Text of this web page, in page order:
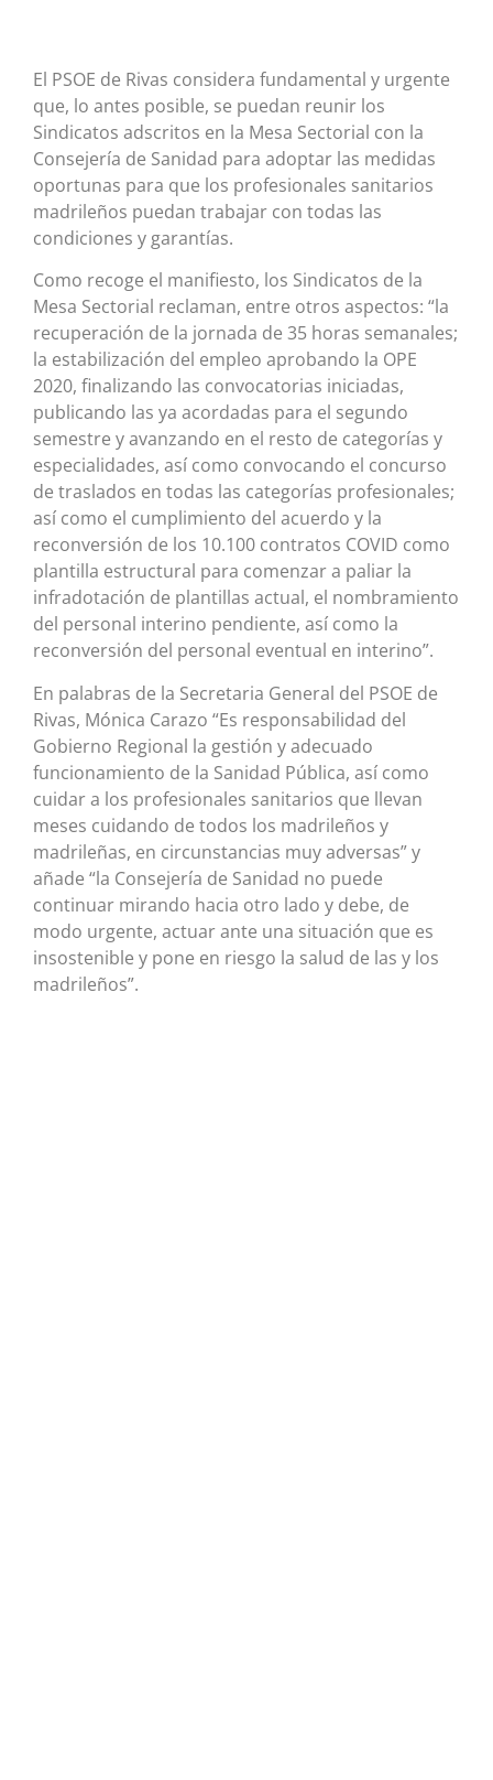
El PSOE de Rivas considera fundamental y urgente
que, lo antes posible, se puedan reunir los
Sindicatos adscritos en la Mesa Sectorial con la
Consejería de Sanidad para adoptar las medidas
oportunas para que los profesionales sanitarios
madrileños puedan trabajar con todas las
condiciones y garantías.
Como recoge el manifiesto, los Sindicatos de la
Mesa Sectorial reclaman, entre otros aspectos: “la
recuperación de la jornada de 35 horas semanales;
la estabilización del empleo aprobando la OPE
2020, finalizando las convocatorias iniciadas,
publicando las ya acordadas para el segundo
semestre y avanzando en el resto de categorías y
especialidades, así como convocando el concurso
de traslados en todas las categorías profesionales;
así como el cumplimiento del acuerdo y la
reconversión de los 10.100 contratos COVID como
plantilla estructural para comenzar a paliar la
infradotación de plantillas actual, el nombramiento
del personal interino pendiente, así como la
reconversión del personal eventual en interino”.
En palabras de la Secretaria General del PSOE de
Rivas, Mónica Carazo “Es responsabilidad del
Gobierno Regional la gestión y adecuado
funcionamiento de la Sanidad Pública, así como
cuidar a los profesionales sanitarios que llevan
meses cuidando de todos los madrileños y
madrileñas, en circunstancias muy adversas” y
añade “la Consejería de Sanidad no puede
continuar mirando hacia otro lado y debe, de
modo urgente, actuar ante una situación que es
insostenible y pone en riesgo la salud de las y los
madrileños”.